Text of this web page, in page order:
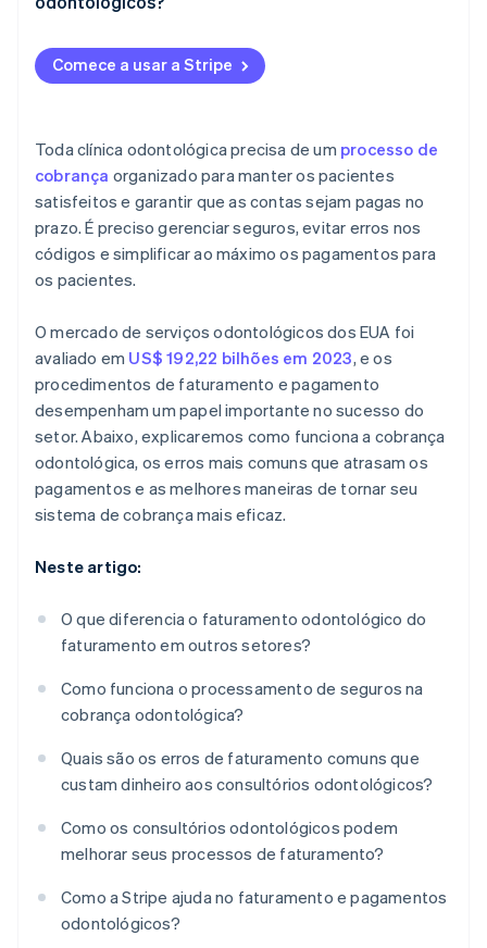
Pagamentos simples e convenientes para os
pacientes
Esclareça os valores que devem ser pagos
Formas de pagamento
Pagamentos recorrentes
Integração de software de gerenciamento de
consultórios
Comece a usar a Stripe
Toda clínica odontológica precisa de um processo de
cobrança organizado para manter os pacientes
satisfeitos e garantir que as contas sejam pagas no
prazo. É preciso gerenciar seguros, evitar erros nos
códigos e simplificar ao máximo os pagamentos para
os pacientes.
O mercado de serviços odontológicos dos EUA foi
avaliado em US$ 192,22 bilhões em 2023, e os
procedimentos de faturamento e pagamento
desempenham um papel importante no sucesso do
setor. Abaixo, explicaremos como funciona a cobrança
odontológica, os erros mais comuns que atrasam os
pagamentos e as melhores maneiras de tornar seu
sistema de cobrança mais eficaz.
Neste artigo:
O que diferencia o faturamento odontológico do
faturamento em outros setores?
Como funciona o processamento de seguros na
cobrança odontológica?
Quais são os erros de faturamento comuns que
custam dinheiro aos consultórios odontológicos?
Como os consultórios odontológicos podem
melhorar seus processos de faturamento?
Como a Stripe ajuda no faturamento e pagamentos
odontológicos?